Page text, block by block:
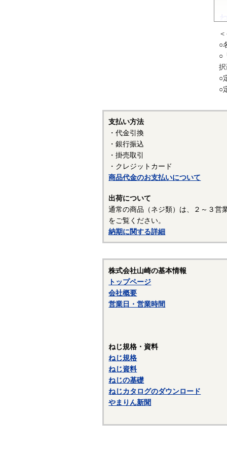
○
○
択
○
○
支払い方法
・代金引換
・銀行振込
・掛売取引
・クレジットカード
商品代金のお支払いについて
出荷について
通常の商品（ネジ類）は、２～３営
をご覧ください。
納期に関する詳細
株式会社山崎の基本情報
トップページ
会社概要
営業日・営業時間
ねじ規格・資料
ねじ規格
ねじ資料
ねじの基礎
ねじカタログのダウンロード
やまりん新聞